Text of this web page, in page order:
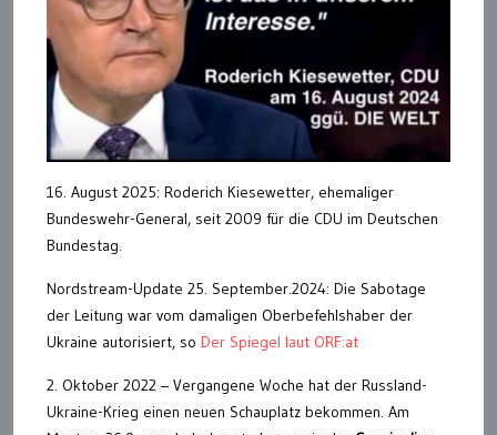
16. August 2025: Roderich Kiesewetter, ehemaliger
Bundeswehr-General, seit 2009 für die CDU im Deutschen
Bundestag.
Nordstream-Update 25. September.2024: Die Sabotage
der Leitung war vom damaligen Oberbefehlshaber der
Ukraine autorisiert, so Der Spiegel laut ORF:at
2. Oktober 2022 – Vergangene Woche hat der Russland-
Ukraine-Krieg einen neuen Schauplatz bekommen. Am